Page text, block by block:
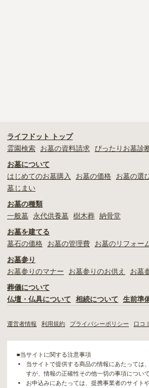
ライフドット トップ
霊園検索
お墓の資料請求 ぴったりお墓診
お墓について
はじめてのお墓購入
お墓の価格 お墓の選
墓じまい
お墓の種類
一般墓
永代供養墓 樹木葬 納骨堂
お墓を建てる
墓石の価格
お墓の管理費
お墓のリフォー
お墓参り
お墓参りのマナー
お墓参りのお供え お墓
葬儀について
仏壇・仏具について
相続について 生前準
運営者情報 利用規約 プライバシーポリシー 口コ
■当サイトに関する注意事項
当サイトで提供する商品の情報にあたっては
すが、情報の正確性その他一切の事項につい
お申込みにあたっては、提携事業者のサイト